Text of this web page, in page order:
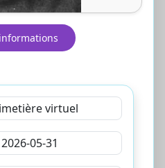
virtuel
2026-05-31